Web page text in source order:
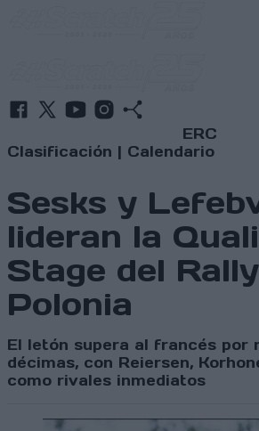
ERC
Clasificación | Calendario
Sesks y
lideran la
Stage del
Polonia
El letón supera al francés por
décimas, con Reiersen,
como rivales inmediatos